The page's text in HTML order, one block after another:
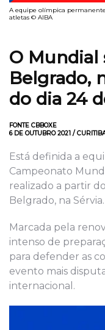
A equipe olímpica
atletas © AIBA
O Mundial
Belgrado,
do dia 24
FONTE CBBOXE
6 DE OUTUBRO 2021 /
Está definida a
Campeonato
realizado a partir
Belgrado, na Sérvia.
Marcada pela
intenso de
para defender as
evento mais
internacional.